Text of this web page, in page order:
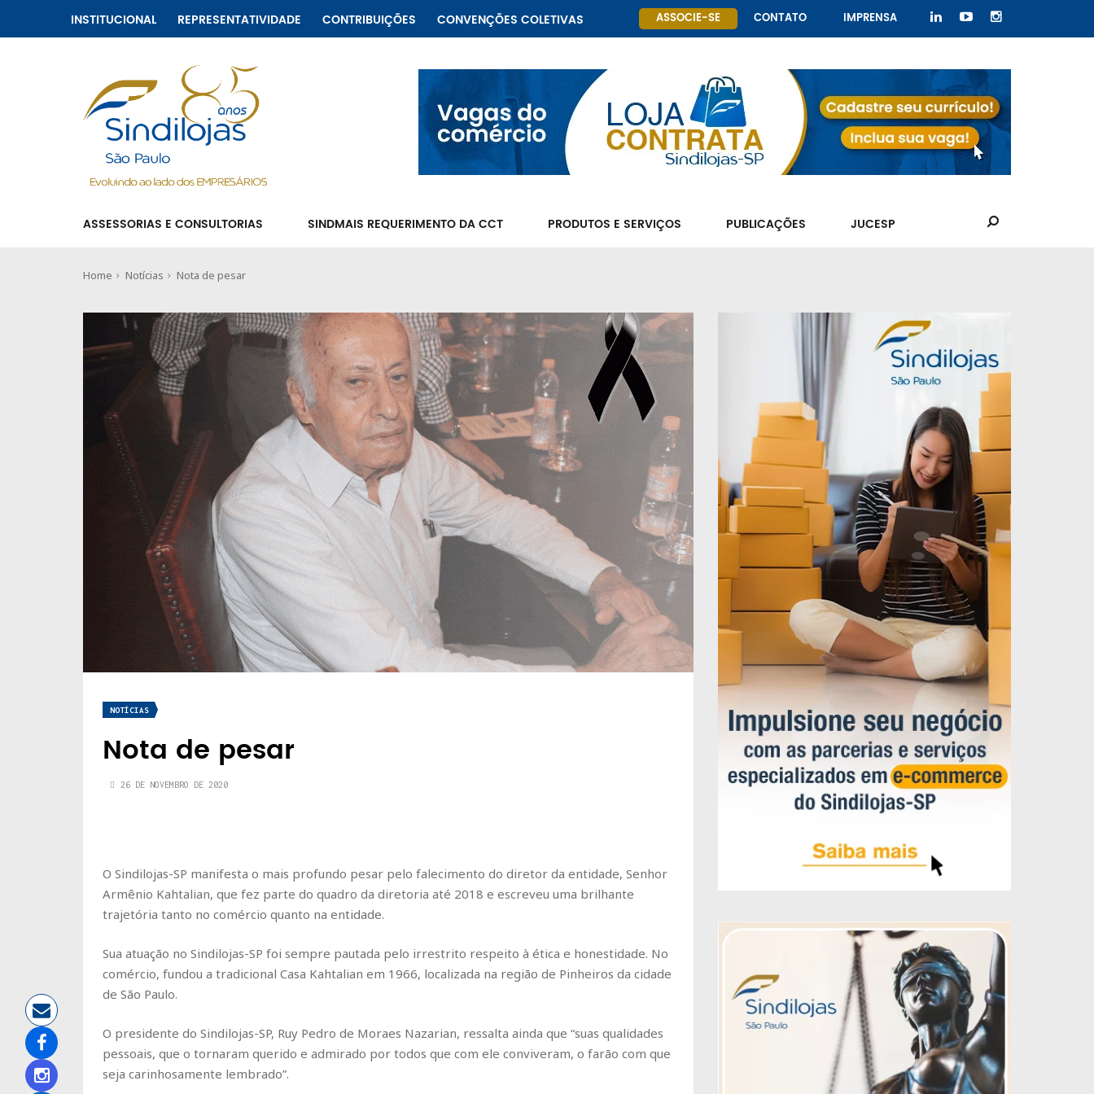
INSTITUCIONAL REPRESENTATIVIDADE CONTRIBUIÇÕES CONVENÇÕES COLETIVAS ASSOCIE-SE CONTATO IMPRENSA
ASSESSORIAS E CONSULTORIAS SINDMAIS REQUERIMENTO DA CCT PRODUTOS E SERVIÇOS PUBLICAÇÕES JUCESP
Home Notícias Nota de pesar
NOTÍCIAS
Nota de pesar
26 DE NOVEMBRO DE 2020
O Sindilojas-SP manifesta o mais profundo pesar pelo falecimento do diretor da entidade, Senhor
Armênio Kahtalian, que fez parte do quadro da diretoria até 2018 e escreveu uma brilhante
trajetória tanto no comércio quanto na entidade.
Sua atuação no Sindilojas-SP foi sempre pautada pelo irrestrito respeito à ética e honestidade. No
comércio, fundou a tradicional Casa Kahtalian em 1966, localizada na região de Pinheiros da cidade
de São Paulo.
O presidente do Sindilojas-SP, Ruy Pedro de Moraes Nazarian, ressalta ainda que “suas qualidades
pessoais, que o tornaram querido e admirado por todos que com ele conviveram, o farão com que
seja carinhosamente lembrado”.